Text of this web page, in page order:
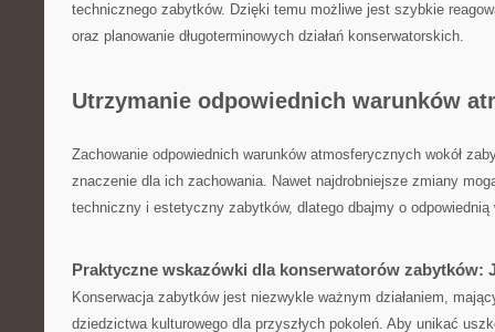
technicznego zabytków. Dzięki temu​ możliwe jest szybkie
oraz planowanie długoterminowych działań konserwatorskich.
Utrzymanie odpowiednich warunków
Zachowanie odpowiednich⁢ warunków ⁣atmosferycznych wokół
znaczenie dla ich​ zachowania. Nawet najdrobniejsze‍ zmiany
techniczny i estetyczny zabytków, dlatego ⁣dbajmy o
Praktyczne ​wskazówki⁣ dla konserwatorów zabytków:
Konserwacja zabytków jest niezwykle ważnym ‍działaniem,
dziedzictwa kulturowego ‌dla przyszłych pokoleń. Aby unikać